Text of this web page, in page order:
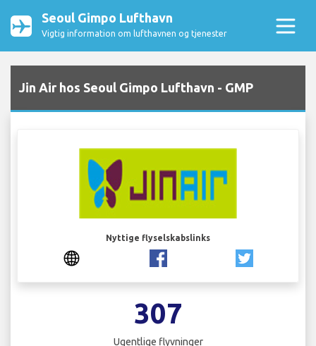
Seoul Gimpo Lufthavn
Vigtig information om lufthavnen og tjenester
Jin Air hos Seoul Gimpo Lufthavn - GMP
Nyttige flyselskabslinks
307
Ugentlige flyvninger